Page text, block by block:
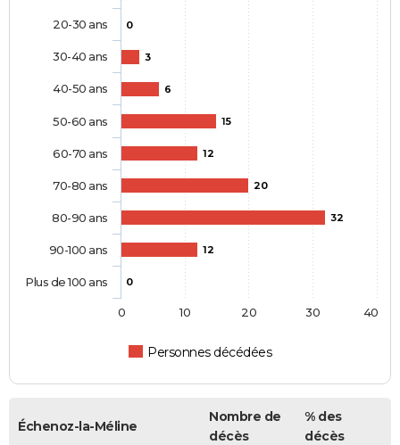
0
3
6
15
12
20
32
12
0
Personnes décédées
20-30 ans
30-40 ans
40-50 ans
50-60 ans
60-70 ans
70-80 ans
80-90 ans
90-100 ans
Plus de 100 ans
0 10 20 30 40
Échenoz-la-Méline
Nombre de
décès
% des
décès